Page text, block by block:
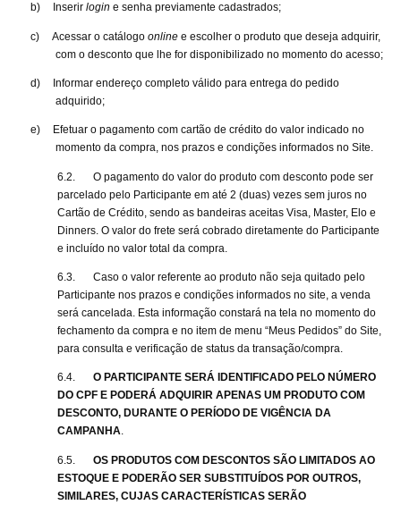
b)
Inserir login e senha previamente cadastrados;
c) Acessar o catálogo onlinee escolher o produto que deseja adquirir,
com o desconto que lhe for disponibilizado no momento do acesso;
d)
Informar endereço completo válido para entrega do pedido
adquirido;
e)
Efetuar o pagamento com cartão de crédito do valor indicado no
momento da compra, nos prazos e condições informados no Site.
6.2.
O pagamento do valor do produto com desconto pode ser
parcelado pelo Participante em até 2 (duas) vezes sem juros no
Cartão de Crédito, sendo as bandeiras aceitas Visa, Master, Elo e
Dinners. O valor do frete será cobrado diretamente do Participante
e incluído no valor total da compra.
6.3.
Caso o valor referente ao produto não seja quitado pelo
Participante nos prazos e condições informados no site, a venda
será cancelada. Esta informação constará na tela no momento do
fechamento da compra e no item de menu “Meus Pedidos” do Site,
para consulta e verificação de status da transação/compra.
6.4.
O PARTICIPANTE SERÁ IDENTIFICADO PELO NÚMERO
DO CPF E PODERÁ ADQUIRIR APENAS UM PRODUTO COM
DESCONTO, DURANTE O PERÍODO DE VIGÊNCIA DA
CAMPANHA.
6.5.
OS PRODUTOS COM DESCONTOS SÃO LIMITADOS AO
ESTOQUE E PODERÃO SER SUBSTITUÍDOS POR OUTROS,
SIMILARES, CUJAS CARACTERÍSTICAS SERÃO